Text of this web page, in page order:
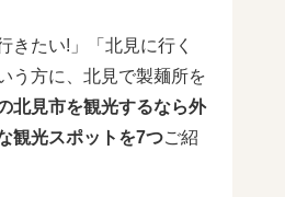
きたい!」「北見に行く
う方に、北見で製麺所を
北見市を観光するなら外
観光スポットを7つご紹